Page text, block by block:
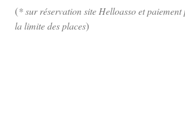
(* sur réservation site Helloasso et
la limite des places)